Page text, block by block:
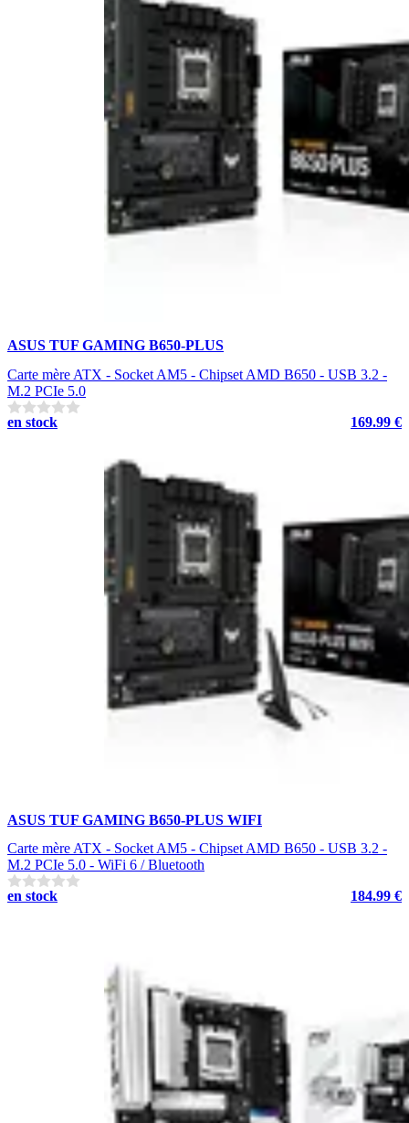
ASUS TUF GAMING B650-PLUS
Carte mère ATX - Socket AM5 - Chipset AMD B650 - USB 3.2 -
M.2 PCIe 5.0
en stock
169.99 €
ASUS TUF GAMING B650-PLUS WIFI
Carte mère ATX - Socket AM5 - Chipset AMD B650 - USB 3.2 -
M.2 PCIe 5.0 - WiFi 6 / Bluetooth
en stock
184.99 €